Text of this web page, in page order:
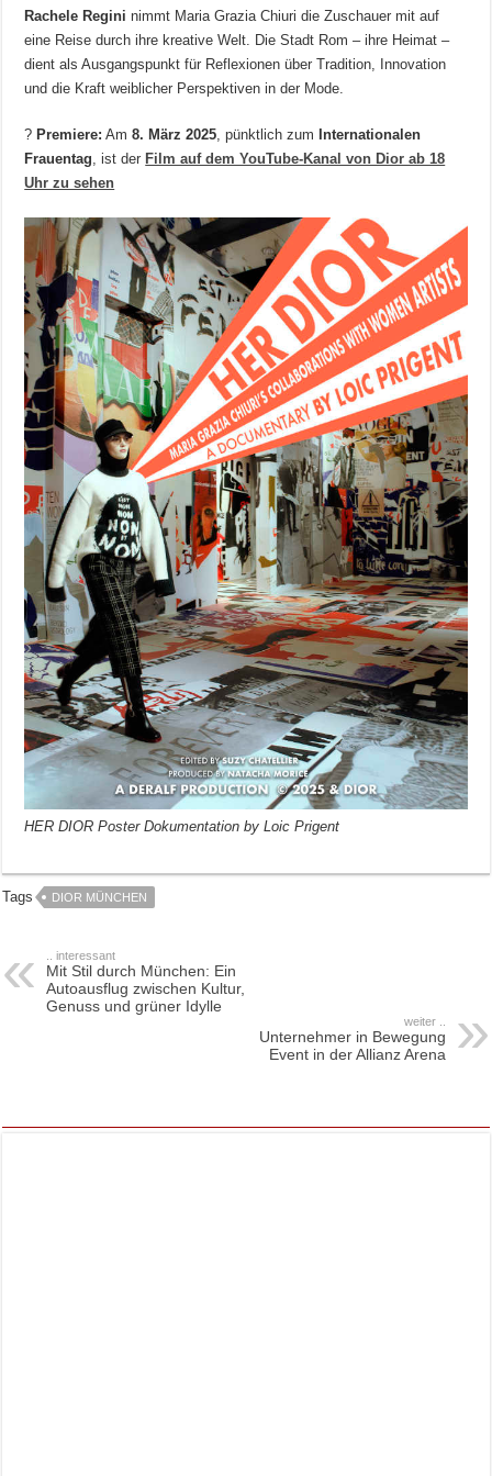
Rachele Regini nimmt Maria Grazia Chiuri die Zuschauer mit auf
eine Reise durch ihre kreative Welt. Die Stadt Rom – ihre Heimat –
dient als Ausgangspunkt für Reflexionen über Tradition, Innovation
und die Kraft weiblicher Perspektiven in der Mode.
? Premiere: Am8. März 2025, pünktlich zum Internationalen
Frauentag, ist der Film auf dem YouTube-Kanal von Dior ab 18
Uhr zu sehen
HER DIOR Poster Dokumentation by Loic Prigent
Tags DIOR MÜNCHEN
.. interessant
Mit Stil durch München: Ein
Autoausflug zwischen Kultur,
Genuss und grüner Idylle
weiter ..
Unternehmer in Bewegung
Event in der Allianz Arena